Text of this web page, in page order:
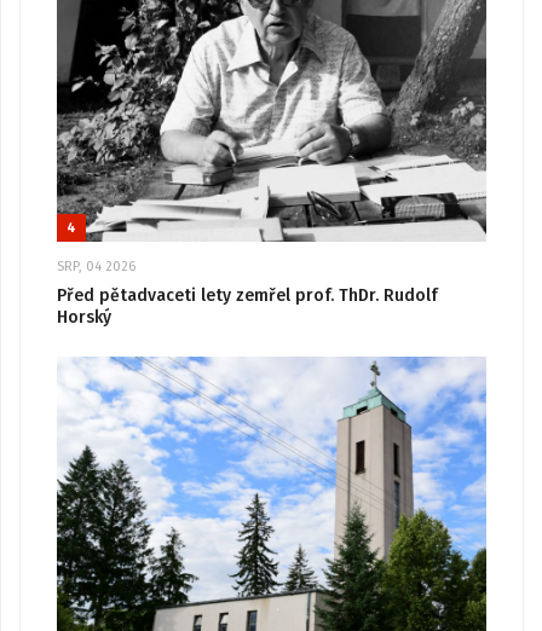
4
SRP, 04 2026
Před pětadvaceti lety zemřel prof. ThDr. Rudolf
Horský